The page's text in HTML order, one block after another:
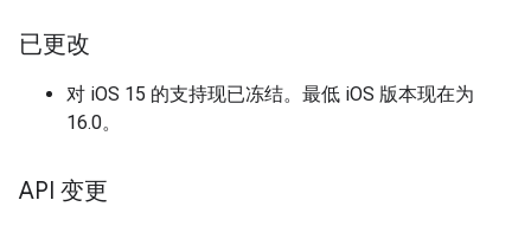
已更改
对 iOS 15 的支持现已冻结。最低 iOS 版本现在为
16.0。
API 变更